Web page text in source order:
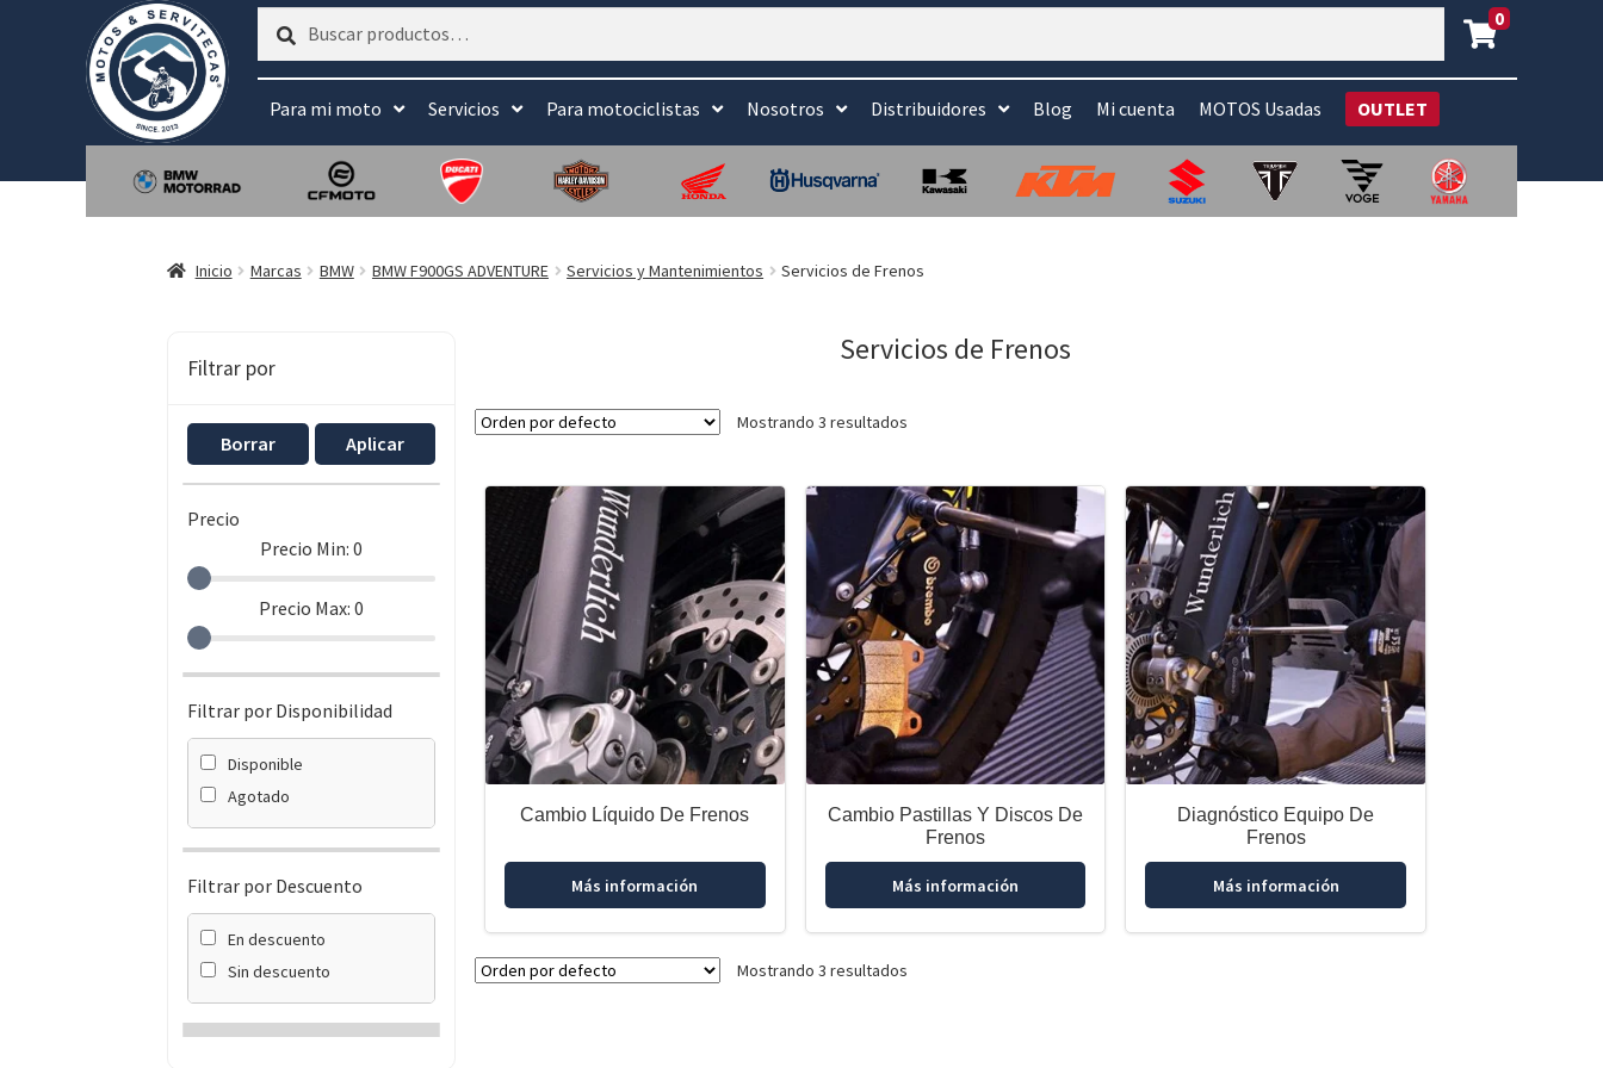
Buscar
Buscar 0
Para mi moto Servicios Para motociclistas Nosotros Distribuidores Blog Mi cuenta MOTOS Usadas OUTLET
Inicio Marcas BMW BMW F900GS ADVENTURE Servicios y Mantenimientos Servicios de Frenos
Filtrar por
Borrar Aplicar
Precio
Precio Min:0
Precio Max:0
Filtrar por Disponibilidad
Disponible
Agotado
Filtrar por Descuento
En descuento
Sin descuento
Servicios de Frenos
Mostrando 3 resultados
Cambio Líquido De Frenos
Más información
Cambio Pastillas Y Discos De
Frenos
Más información
Diagnóstico Equipo De
Frenos
Más información
Mostrando 3 resultados